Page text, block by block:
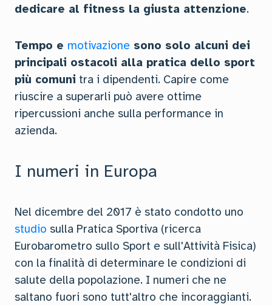
dedicare al fitness la giusta attenzione.
Tempo e motivazione sono solo alcuni dei
principali ostacoli alla pratica dello sport
più comuni tra i dipendenti. Capire come
riuscire a superarli può avere ottime
ripercussioni anche sulla performance in
azienda.
I numeri in Europa
Nel dicembre del 2017 è stato condotto uno
studio sulla Pratica Sportiva (ricerca
Eurobarometro sullo Sport e sull'Attività Fisica)
con la finalità di determinare le condizioni di
salute della popolazione. I numeri che ne
saltano fuori sono tutt'altro che incoraggianti.